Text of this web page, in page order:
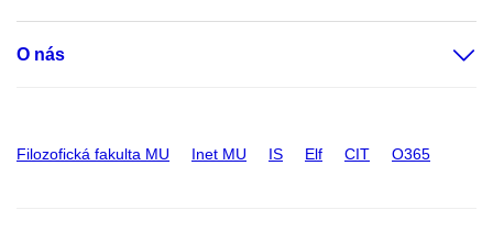
O nás
Filozofická fakulta MU Inet MU IS Elf CIT O365